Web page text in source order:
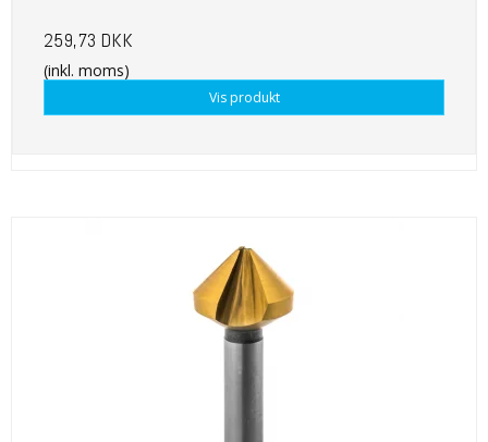
259,73 DKK
(inkl. moms)
Vis produkt